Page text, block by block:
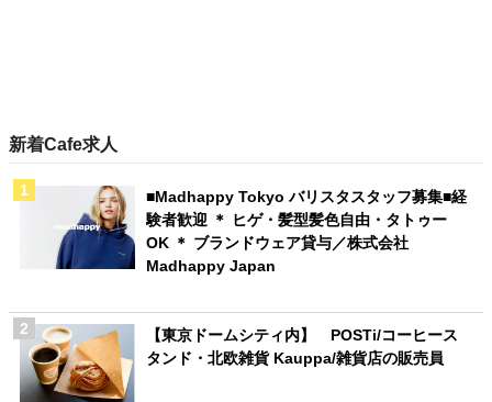
新着Cafe求人
■Madhappy Tokyo バリスタスタッフ募集■経
験者歓迎 ＊ ヒゲ・髪型髪色自由・タトゥー
OK ＊ ブランドウェア貸与／株式会社
Madhappy Japan
【東京ドームシティ内】 POSTi/コーヒース
タンド・北欧雑貨 Kauppa/雑貨店の販売員